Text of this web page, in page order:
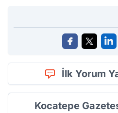
İlk Yorum
Kocatepe